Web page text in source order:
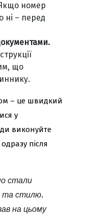
номер
ні – перед
що
– це швидкий
у
виконуйте
після
стали
та стилю.
на цьому